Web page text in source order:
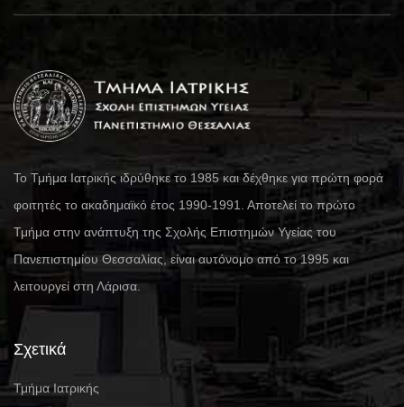
Το Τμήμα Ιατρικής ιδρύθηκε το 1985 και δέχθηκε για πρώτη φορά
φοιτητές το ακαδημαϊκό έτος 1990-1991. Αποτελεί το πρώτο
Τμήμα στην ανάπτυξη της Σχολής Επιστημών Υγείας του
Πανεπιστημίου Θεσσαλίας, είναι αυτόνομο από το 1995 και
λειτουργεί στη Λάρισα.
Σχετικά
Τμήμα Ιατρικής